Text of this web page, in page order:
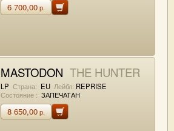
6 700,00р.
MASTODON THE HUNTER
LP Страна: EU Лейбл: REPRISE
Состояние : ЗАПЕЧАТАН
8 650,00р.